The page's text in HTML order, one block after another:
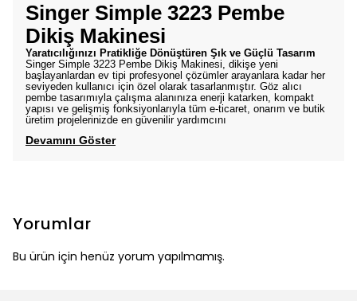
Singer Simple 3223 Pembe
Dikiş Makinesi
Yaratıcılığınızı Pratikliğe Dönüştüren Şık ve Güçlü Tasarım
Singer Simple 3223 Pembe Dikiş Makinesi, dikişe yeni
başlayanlardan ev tipi profesyonel çözümler arayanlara kadar her
seviyeden kullanıcı için özel olarak tasarlanmıştır. Göz alıcı
pembe tasarımıyla çalışma alanınıza enerji katarken, kompakt
yapısı ve gelişmiş fonksiyonlarıyla tüm e-ticaret, onarım ve butik
üretim projelerinizde en güvenilir yardımcını
Devamını Göster
Yorumlar
Bu ürün için henüz yorum yapılmamış.